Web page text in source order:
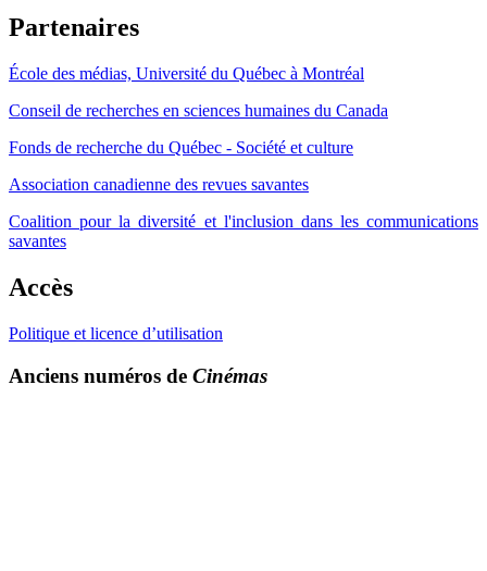
Partenaires
École des médias, Université du Québec à Montréal
Conseil de recherches en sciences humaines du Canada
Fonds de recherche du Québec - Société et culture
Association canadienne des revues savantes
Coalition pour la diversité et l'inclusion dans les communications
savantes
Accès
Politique et licence d’utilisation
Anciens numéros de Cinémas